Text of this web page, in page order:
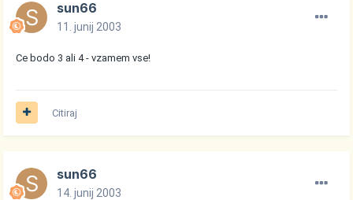
sun66
11. junij 2003
Ce bodo 3 ali 4 - vzamem vse!
Citiraj
sun66
14. junij 2003